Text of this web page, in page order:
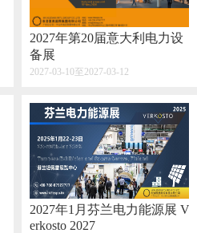
2027年第20届意大利电力设
备展
2027-03-10至2027-03-12
2027年1月芬兰电力能源展 V
erkosto 2027